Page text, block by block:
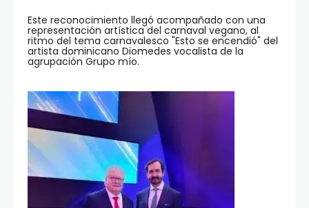
Este reconocimiento llegó acompañado con una
representación artística del carnaval vegano, al
ritmo del tema carnavalesco "Esto se encendió" del
artista dominicano Diomedes vocalista de la
agrupación Grupo mío.